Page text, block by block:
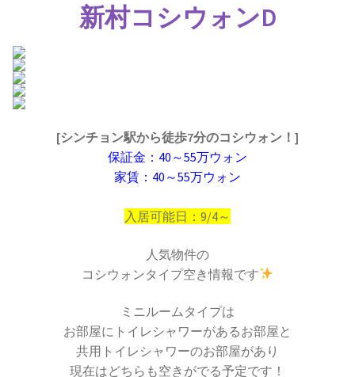
新村コシウォンD
[シンチョン駅から徒歩7分のコシウォン！]
保証金：40～55万ウォン
家賃：40～55万ウォン
入居可能日：9/4～
人気物件の
コシウォンタイプ空き情報です
ミニルームタイプは
お部屋にトイレシャワーがあるお部屋と
共用トイレシャワーのお部屋があり
現在はどちらも空きがでる予定です！